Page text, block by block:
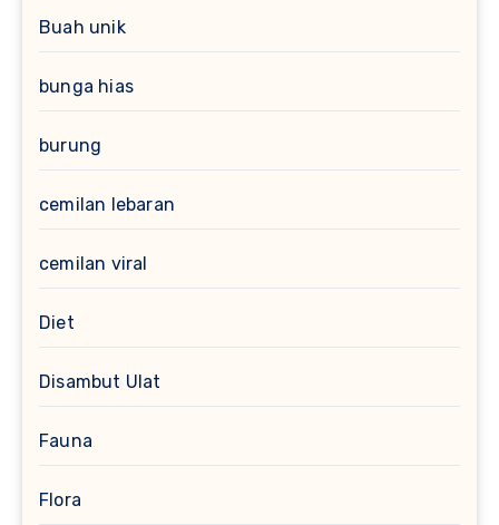
Buah unik
bunga hias
burung
cemilan lebaran
cemilan viral
Diet
Disambut Ulat
Fauna
Flora